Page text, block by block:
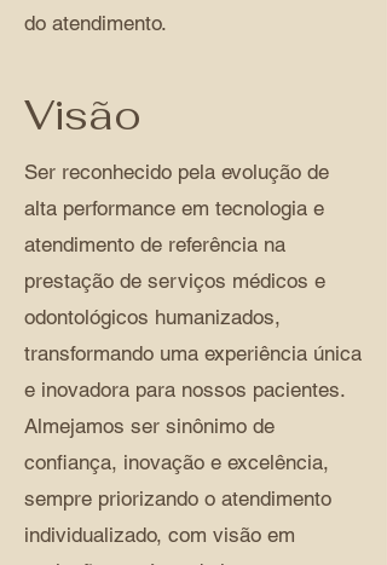
do atendimento.
Visão
Ser reconhecido pela evolução de
alta performance em tecnologia e
atendimento de referência na
prestação de serviços médicos e
odontológicos humanizados,
transformando uma experiência única
e inovadora para nossos pacientes.
Almejamos ser sinônimo de
confiança, inovação e excelência,
sempre priorizando o atendimento
individualizado, com visão em